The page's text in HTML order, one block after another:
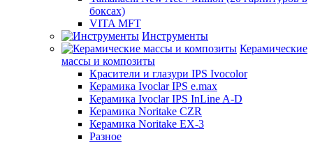
боксах)
VITA MFT
Инструменты
Керамические
массы и композиты
Красители и глазури IPS Ivocolor
Керамика Ivoclar IPS e.max
Керамика Ivoclar IPS InLine A-D
Керамика Noritake CZR
Керамика Noritake EX-3
Разное